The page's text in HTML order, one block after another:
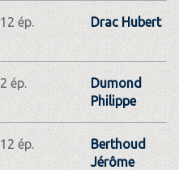
12 ép. Drac Hubert
2 ép.
Dumond
Philippe
12 ép.
Berthoud
Jérôme